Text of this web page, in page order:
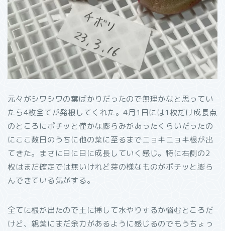
元々がシワシワの葉ばかりだったので無理かなと思ってい
たら4枚全てが発根してくれた。4月1日には1枚だけ成長点
のところにポチッと僅かな膨らみがあったくらいだったの
にここ数日のうちに他の葉に至るまでニョキニョキ根が出
てきた。まさに日に日に成長していく感じ。特に右側の2
枚はまだ確定では無いけれど芽の様なものがポチッと膨ら
んできている気がする。
全てに根が出たので土に挿して水やりするか悩むところだ
けど、親葉にまだ余力があるように感じるのでもうちょっ